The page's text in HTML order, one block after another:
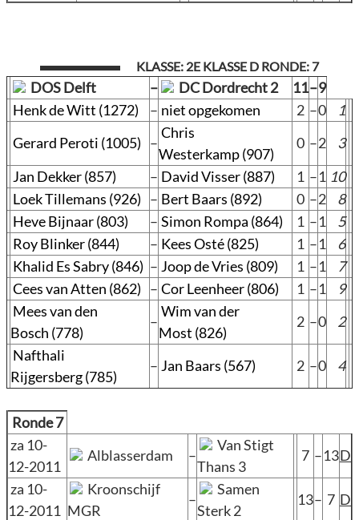
KLASSE: 2E KLASSE D RONDE: 7
DOS Delft – DC Dordrecht 2 11–9
Henk de Witt (1272)
– niet opgekomen 2 –0
1
Gerard Peroti (1005) –
Chris
Westerkamp (907)
0 –2
3
Jan Dekker (857)
– David Visser (887) 1 –1 10
Loek Tillemans (926) – Bert Baars (892) 0 –2
8
Heve Bijnaar (803)
– Simon Rompa (864) 1 –1
5
Roy Blinker (844)
– Kees Osté (825) 1 –1
6
Khalid Es Sabry (846) – Joop de Vries (809) 1 –1
7
Cees van Atten (862) – Cor Leenheer (806) 1 –1
9
Mees van den
Bosch (778)
–
Wim van der
Most (826)
2 –0
2
Nafthali
Rijgersberg (785)
– Jan Baars (567) 2 –0 4
Ronde 7
za 10-
12-2011
Alblasserdam –
Van Stigt
Thans 3
7 –13D
za 10-
12-2011
Kroonschijf
MGR
–
Samen
Sterk 2
13– 7 D